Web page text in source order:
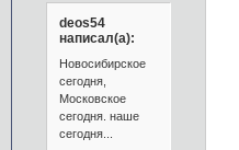
deos54
написал(а):
Новосибирское
сегодня,
Московское
сегодня. наше
сегодня...